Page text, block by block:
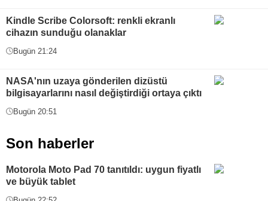
Kindle Scribe Colorsoft: renkli ekranlı
cihazın sunduğu olanaklar
Bugün 21:24
NASA'nın uzaya gönderilen dizüstü
bilgisayarlarını nasıl değiştirdiği ortaya çıktı
Bugün 20:51
Son haberler
Motorola Moto Pad 70 tanıtıldı: uygun fiyatlı
ve büyük tablet